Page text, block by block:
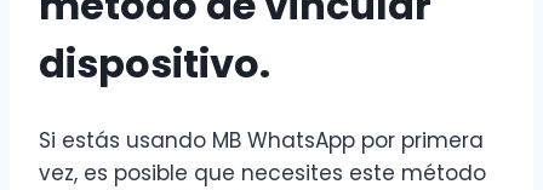
dispositivo.
Si estás usando MB WhatsApp por primera
vez, es posible que necesites este método